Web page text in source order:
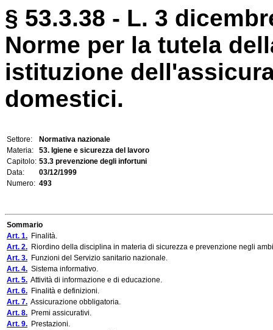
§ 53.3.38 - L. 3
Norme per la tutela
istituzione
domestici.
Settore:
Normativa nazionale
Materia:
53. Igiene e sicurezza del lavoro
Capitolo: 53.3 prevenzione degli infortuni
Data:
03/12/1999
Numero: 493
Sommario
Art. 1. Finalità.
Art. 2. Riordino della disciplina in materia di sicurezza e prevenzione negli
Art. 3. Funzioni del Servizio sanitario nazionale.
Art. 4. Sistema informativo.
Art. 5. Attività di informazione e di educazione.
Art. 6. Finalità e definizioni.
Art. 7. Assicurazione obbligatoria.
Art. 8. Premi assicurativi.
Art. 9. Prestazioni.